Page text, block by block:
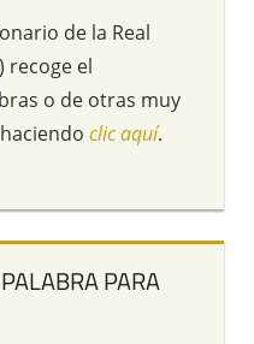
de la Real
recoge el
o de otras muy
clic aquí.
PARA